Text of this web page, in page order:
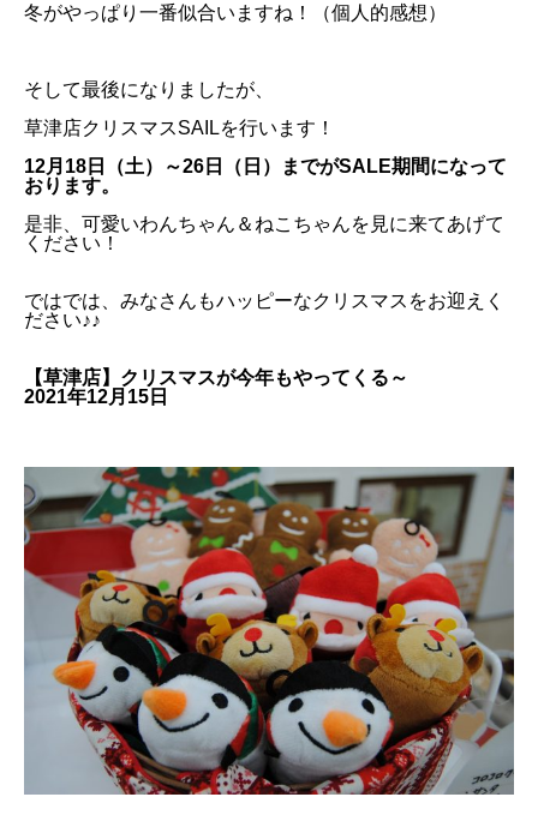
冬がやっぱり一番似合いますね！（個人的感想）
そして最後になりましたが、
草津店クリスマスSAILを行います！
12月18日（土）～26日（日）までがSALE期間になって
おります。
是非、可愛いわんちゃん＆ねこちゃんを見に来てあげて
ください！
ではでは、みなさんもハッピーなクリスマスをお迎えく
ださい♪♪
【草津店】クリスマスが今年もやってくる～
2021年12月15日